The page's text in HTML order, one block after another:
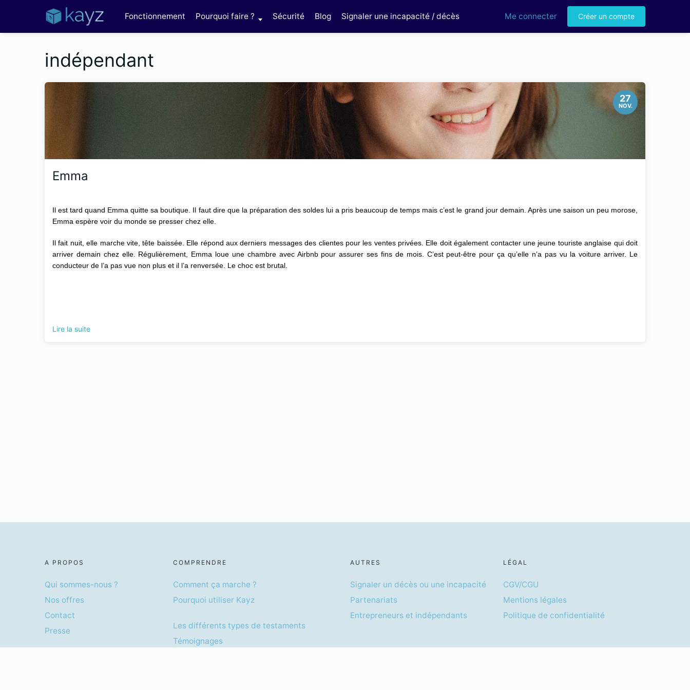
Fonctionnement Pourquoi faire ? Sécurité Blog Signaler une incapacité / décès Me connecter Créer un compte
indépendant
27
NOV.
Emma
Il est tard quand Emma quitte sa boutique. Il faut dire que la préparation des soldes lui a pris beaucoup de temps mais c’est le grand jour demain. Après une saison un peu morose,
Emma espère voir du monde se presser chez elle.
Il fait nuit, elle marche vite, tête baissée. Elle répond aux derniers messages des clientes pour les ventes privées. Elle doit également contacter une jeune touriste anglaise qui doit
arriver demain chez elle. Régulièrement, Emma loue une chambre avec Airbnb pour assurer ses fins de mois. C’est peut-être pour ça qu’elle n’a pas vu la voiture arriver. Le
conducteur de l’a pas vue non plus et il l’a renversée. Le choc est brutal.
Lire la suite
A PROPOS
Qui sommes-nous ?
Nos offres
Contact
Presse
COMPRENDRE
Comment ça marche ?
Pourquoi utiliser Kayz
Les différents types de testaments
Témoignages
AUTRES
Signaler un décès ou une incapacité
Partenariats
Entrepreneurs et indépendants
LÉGAL
CGV/CGU
Mentions légales
Politique de confidentialité